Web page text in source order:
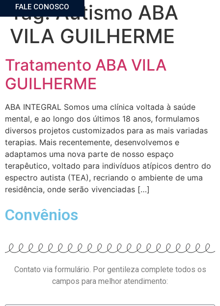
FALE CONOSCO
Tag:Autismo ABA
VILA GUILHERME
Tratamento ABA VILA
GUILHERME
ABA INTEGRAL Somos uma clínica voltada à saúde
mental, e ao longo dos últimos 18 anos, formulamos
diversos projetos customizados para as mais variadas
terapias. Mais recentemente, desenvolvemos e
adaptamos uma nova parte de nosso espaço
terapêutico, voltado para indivíduos atípicos dentro do
espectro autista (TEA), recriando o ambiente de uma
residência, onde serão vivenciadas […]
Convênios
Contato via formulário. Por gentileza complete todos os
campos para melhor atendimento: